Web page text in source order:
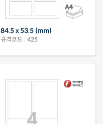
84.5 x 53.5 (mm)
규격코드 : 425